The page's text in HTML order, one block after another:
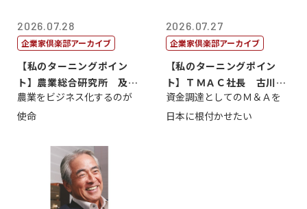
2026.07.28
企業家倶楽部アーカイブ
【私のターニングポイン
ト】農業総合研究所 及川
智正
農業をビジネス化するのが
使命
2026.07.27
企業家倶楽部アーカイブ
【私のターニングポイン
ト】ＴＭＡＣ社長 古川英
一
資金調達としてのＭ＆Ａを
日本に根付かせたい